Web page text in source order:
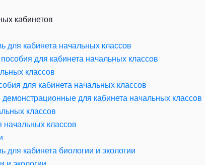
кабинетов
для кабинета начальных классов
для кабинета начальных классов
классов
для кабинета начальных классов
для кабинета начальных классов
классов
классов
кабинета биологии и экологии